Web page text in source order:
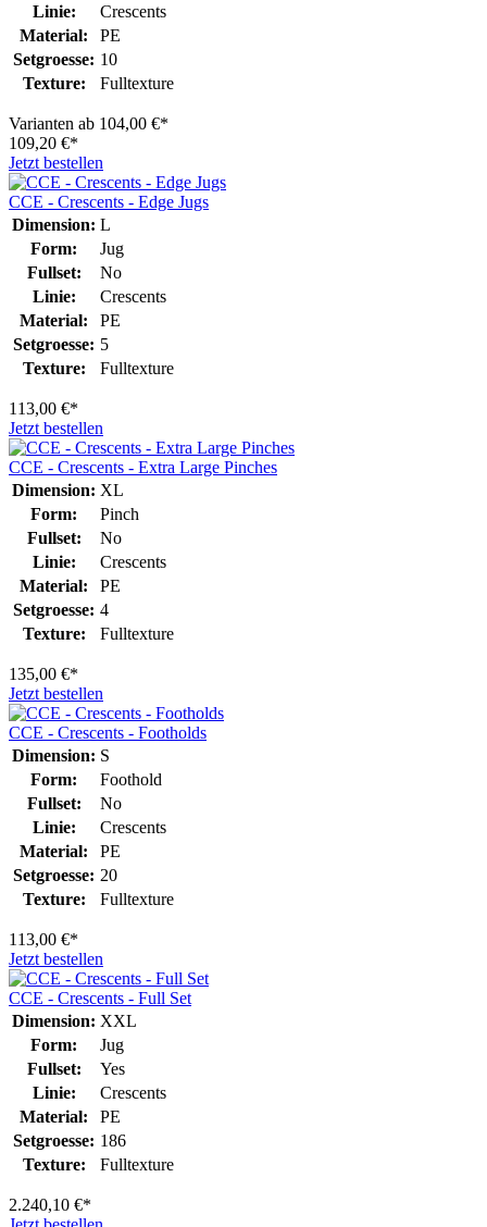
Linie:
Crescents
Material:
PE
Setgroesse: 10
Texture:
Fulltexture
Varianten ab 104,00 €*
109,20 €*
Jetzt bestellen
CCE - Crescents - Edge Jugs
Dimension: L
Form:
Jug
Fullset:
No
Linie:
Crescents
Material:
PE
Setgroesse: 5
Texture:
Fulltexture
113,00 €*
Jetzt bestellen
CCE - Crescents - Extra Large Pinches
Dimension: XL
Form:
Pinch
Fullset:
No
Linie:
Crescents
Material:
PE
Setgroesse: 4
Texture:
Fulltexture
135,00 €*
Jetzt bestellen
CCE - Crescents - Footholds
Dimension: S
Form:
Foothold
Fullset:
No
Linie:
Crescents
Material:
PE
Setgroesse: 20
Texture:
Fulltexture
113,00 €*
Jetzt bestellen
CCE - Crescents - Full Set
Dimension: XXL
Form:
Jug
Fullset:
Yes
Linie:
Crescents
Material:
PE
Setgroesse: 186
Texture:
Fulltexture
2.240,10 €*